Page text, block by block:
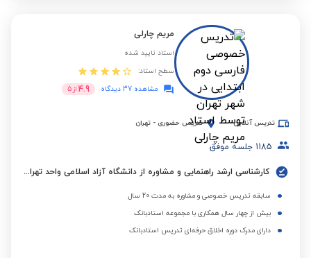
مریم چارلی
استاد تایید شده
سطح استاد:
مشاهده 37 دیدگاه
4.9 از 5
تدریس آنلاین تدریس حضوری - تهران
1185 جلسه موفق
کارشناسی ارشد راهنمایی و مشاوره از دانشگاه آزاد اسلامی واحد تهران مرکزی
سابقه تدریس خصوصی و مشاوره به مدت 20 سال
بیش از چهار سال همکاری با مجموعه استادبانک
دارای مدرک دوره اخلاق حرفه‌ای تدریس استادبانک